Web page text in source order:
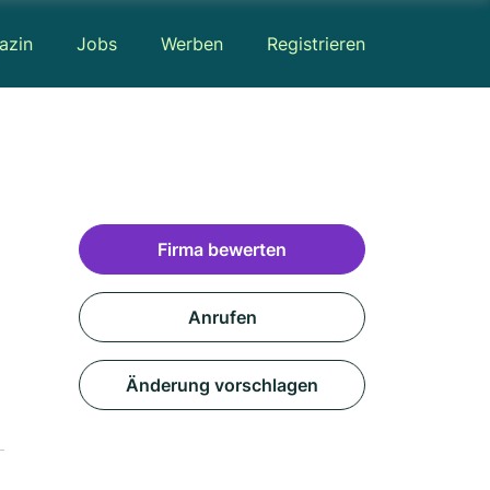
Jobs Werben Registrieren
Firma bewerten
Anrufen
Änderung vorschlagen